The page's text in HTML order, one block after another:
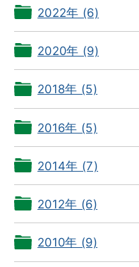
2022年 (6)
2020年 (9)
2018年 (5)
2016年 (5)
2014年 (7)
2012年 (6)
2010年 (9)